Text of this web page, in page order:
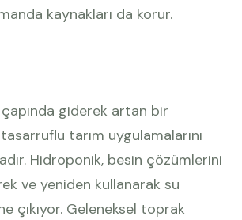
kaynakları da korur.
çapında giderek artan bir
tarım uygulamalarını
Hidroponik, besin çözümlerini
ve yeniden kullanarak su
çıkıyor. Geleneksel toprak